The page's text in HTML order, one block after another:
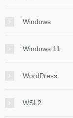
Windows
Windows 11
WordPress
WSL2